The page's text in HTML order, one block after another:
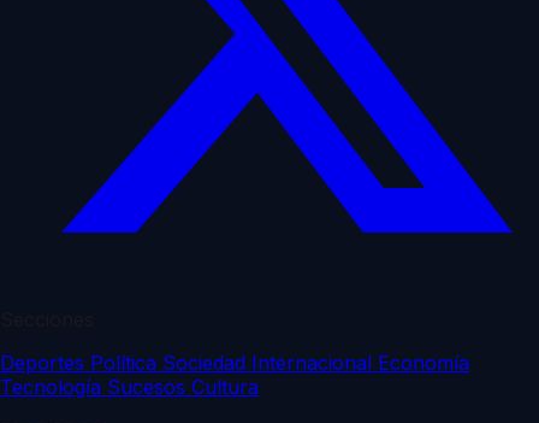
Deportes Política Sociedad Internacional Economía
Tecnología Sucesos Cultura